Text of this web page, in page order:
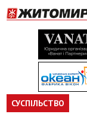
СУСПІЛЬСТВО